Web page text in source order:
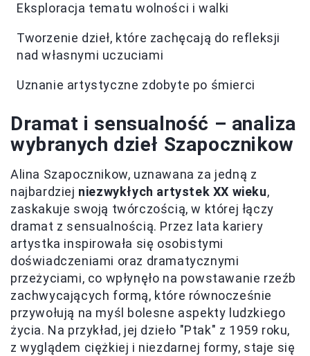
Eksploracja tematu wolności i walki
Tworzenie dzieł, które zachęcają do refleksji
nad własnymi uczuciami
Uznanie artystyczne zdobyte po śmierci
Dramat i sensualność – analiza
wybranych dzieł Szapocznikow
Alina Szapocznikow, uznawana za jedną z
najbardziej niezwykłych artystek XX wieku,
zaskakuje swoją twórczością, w której łączy
dramat z sensualnością. Przez lata kariery
artystka inspirowała się osobistymi
doświadczeniami oraz dramatycznymi
przeżyciami, co wpłynęło na powstawanie rzeźb
zachwycających formą, które równocześnie
przywołują na myśl bolesne aspekty ludzkiego
życia. Na przykład, jej dzieło "Ptak" z 1959 roku,
z wyglądem ciężkiej i niezdarnej formy, staje się